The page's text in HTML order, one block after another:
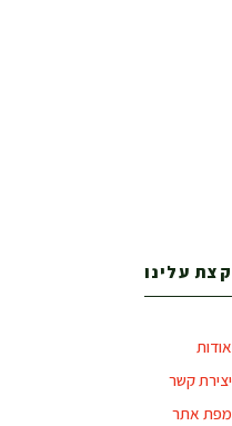
קצת עלינו
אודות
יצירת קשר
מפת אתר